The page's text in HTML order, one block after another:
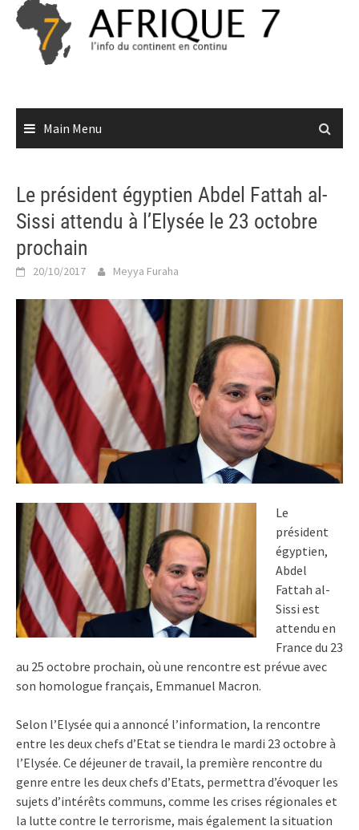
Skip
content
Main Menu
Le président égyptien Abdel Fattah al-
Sissi attendu à l’Elysée le 23 octobre
prochain
20/10/2017 Meyya Furaha
Le
président
égyptien,
Abdel
Fattah al-
Sissi est
attendu en
France du 23
au 25 octobre prochain, où une rencontre est prévue avec
son homologue français, Emmanuel Macron.
Selon l’Elysée qui a annoncé l’information, la rencontre
entre les deux chefs d’Etat se tiendra le mardi 23 octobre à
l’Elysée. Ce déjeuner de travail, la première rencontre du
genre entre les deux chefs d’Etats, permettra d’évoquer les
sujets d’intérêts communs, comme les crises régionales et
la lutte contre le terrorisme, mais également la situation